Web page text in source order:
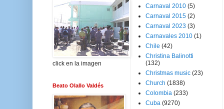
click en la imagen
Beato Olallo Valdés
Carnaval 2010 (5)
Carnaval 2015 (2)
Carnaval 2023 (3)
Carnavales 2010 (1)
Chile (42)
Christina Balinotti
(132)
Christmas music (23)
Church (1838)
Colombia (233)
Cuba (9270)